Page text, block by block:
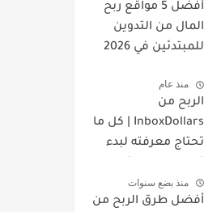
أفضل 5 مواقع ربح
المال من التدوين
للمبتدئين في 2026
منذ عام
الربح من
InboxDollars | كل ما
تحتاج معرفته لبدء
منذ بضع سنوات
أفضل طرق الربح من